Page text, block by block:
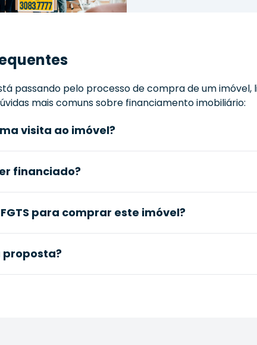
passando pelo processo de compra de um imóvel,
mais comuns sobre financiamento imobiliário:
visita ao imóvel?
financiado?
para comprar este imóvel?
proposta?